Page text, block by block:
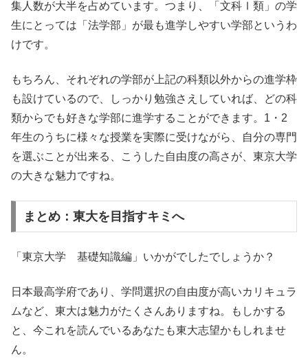
集人数が大半を占めています。つまり、「文科Ⅰ類」の学
生にとっては「法学部」が最も進学しやすい学部というわ
けです。
もちろん、それぞれの学部が上記の科類以外からの進学枠
も設けているので、しっかり勉強さえしていれば、どの科
類からでも好きな学部に進学することができます。1・2
年生のうちに様々な授業を実際に受けながら、自分の専門
を選ぶことが出来る、こうした自由度の高さが、東京大学
の大きな魅力ですね。
まとめ：東大を目指すキミへ
「東京大学 基礎知識編」いかがでしたでしょうか？
日本最高学府であり、学問選択の自由度が高いカリキュラ
ムなど、東大は魅力がたくさんありますね。もしかする
と、今これを読んでいるあなたも東大志望かもしれませ
ん。